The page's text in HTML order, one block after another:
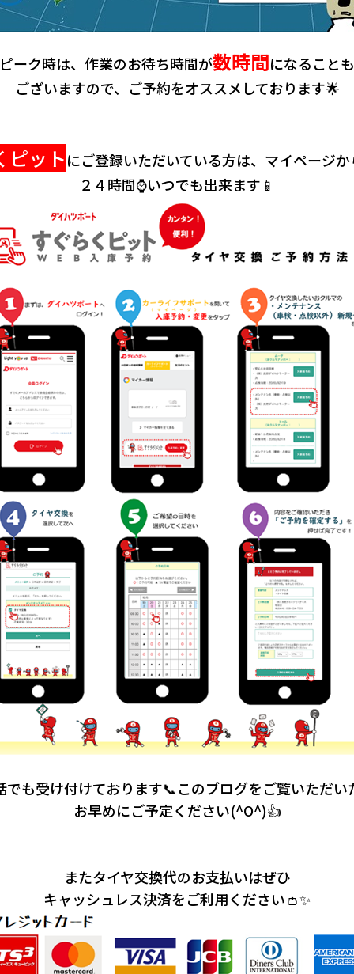
ピーク時は、作業のお待ち時間が数時間になることも
ございますので、ご予約をオススメしております🌟
ピットにご登録いただいている方は、マイページ
２４時間⌚いつでも出来ます📱
でも受け付けております📞このブログをご覧いただい
お早めにご予定ください(^O^)👍
またタイヤ交換代のお支払いはぜひ
キャッシュレス決済をご利用ください👛✨